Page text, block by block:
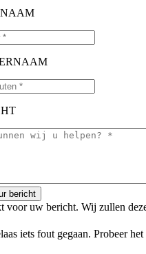
bericht
voor uw bericht. Wij zullen
iets fout gegaan. Probeer